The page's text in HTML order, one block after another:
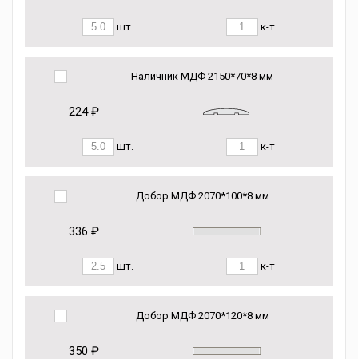
шт. к-т
Наличник МДФ 2150*70*8 мм
224 ₽
шт. к-т
Добор МДФ 2070*100*8 мм
336 ₽
шт. к-т
Добор МДФ 2070*120*8 мм
350 ₽